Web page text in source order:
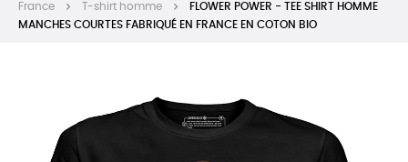
France
T-shirt homme
FLOWER POWER - TEE SHIRT HOMME
MANCHES COURTES FABRIQUÉ EN FRANCE EN COTON BIO